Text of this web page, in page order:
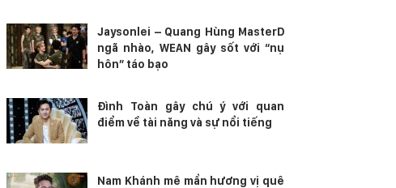
Jaysonlei – Quang Hùng MasterD
ngã nhào, WEAN gây sốt với “nụ
hôn” táo bạo
Đình Toàn gây chú ý với quan
điểm về tài năng và sự nổi tiếng
Nam Khánh mê mẩn hương vị quê